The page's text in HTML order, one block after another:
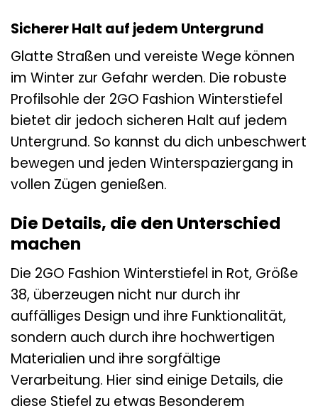
Sicherer Halt auf jedem Untergrund
Glatte Straßen und vereiste Wege können
im Winter zur Gefahr werden. Die robuste
Profilsohle der 2GO Fashion Winterstiefel
bietet dir jedoch sicheren Halt auf jedem
Untergrund. So kannst du dich unbeschwert
bewegen und jeden Winterspaziergang in
vollen Zügen genießen.
Die Details, die den Unterschied
machen
Die 2GO Fashion Winterstiefel in Rot, Größe
38, überzeugen nicht nur durch ihr
auffälliges Design und ihre Funktionalität,
sondern auch durch ihre hochwertigen
Materialien und ihre sorgfältige
Verarbeitung. Hier sind einige Details, die
diese Stiefel zu etwas Besonderem